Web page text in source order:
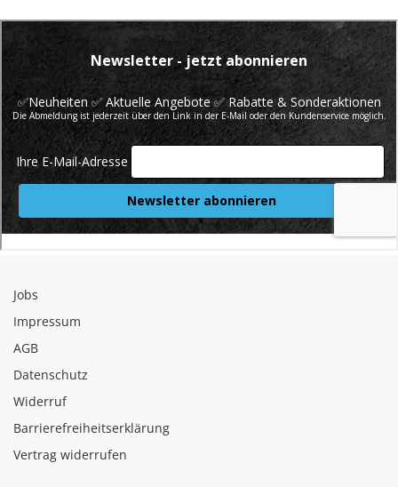
Jobs
Impressum
AGB
Datenschutz
Widerruf
Barrierefreiheitserklärung
Vertrag widerrufen